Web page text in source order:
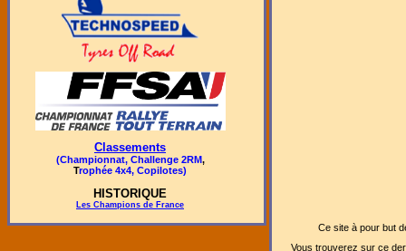
Classements
(Championnat, Challenge 2RM,
Trophée 4x4, Copilotes)
HISTORIQUE
Les Champions de France
Ce site à pour but
Vous trouverez sur ce